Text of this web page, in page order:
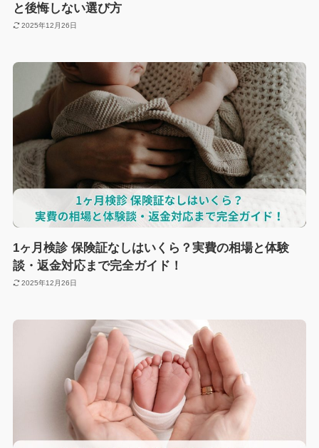
と後悔しない選び方
2025年12月26日
1ヶ月検診 保険証なしはいくら？実費の相場と体験
談・返金対応まで完全ガイド！
2025年12月26日